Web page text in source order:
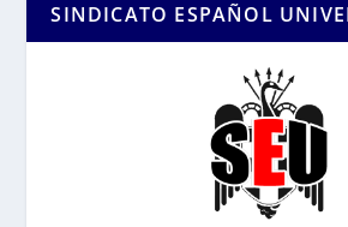
SINDICATO ESPAÑOL